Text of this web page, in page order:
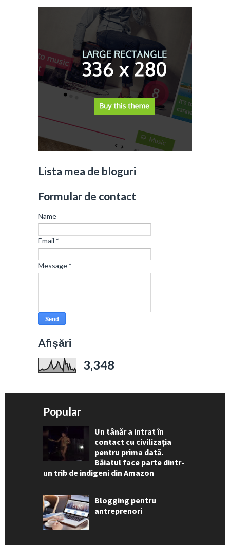
Lista mea de bloguri
Formular de contact
Name
Email *
Message*
Afișări
3,348
Popular
Un tânăr a intrat în
contact cu civilizația
pentru prima dată.
Băiatul face parte dintr-
un trib de indigeni din Amazon
Blogging pentru
antreprenori